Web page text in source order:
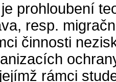
prohloubení
resp.
činnosti
rámci